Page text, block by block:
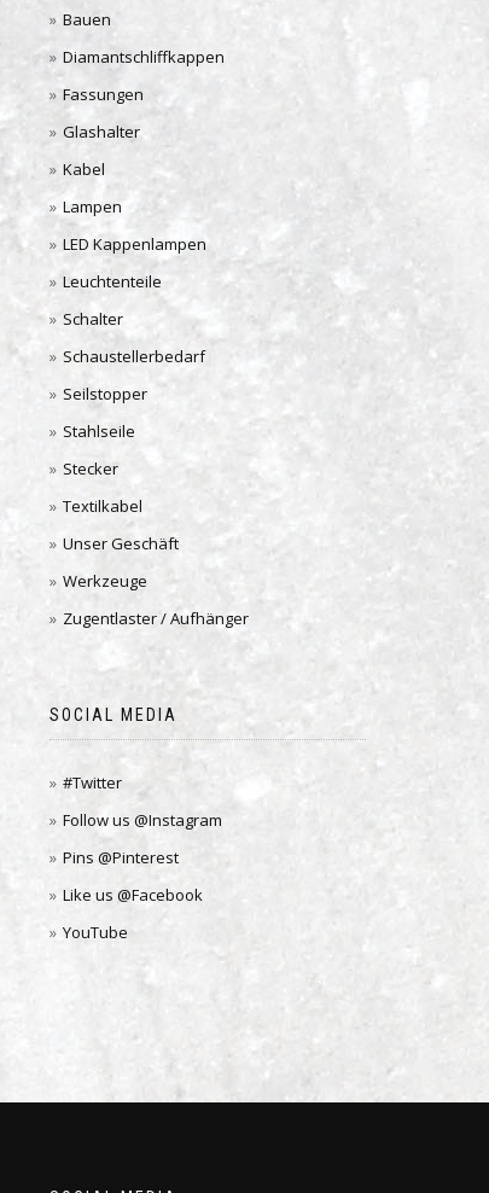
Bauen
Diamantschliffkappen
Fassungen
Glashalter
Kabel
Lampen
LED Kappenlampen
Leuchtenteile
Schalter
Schaustellerbedarf
Seilstopper
Stahlseile
Stecker
Textilkabel
Unser Geschäft
Werkzeuge
Zugentlaster / Aufhänger
SOCIAL MEDIA
#Twitter
Follow us @Instagram
Pins @Pinterest
Like us @Facebook
YouTube